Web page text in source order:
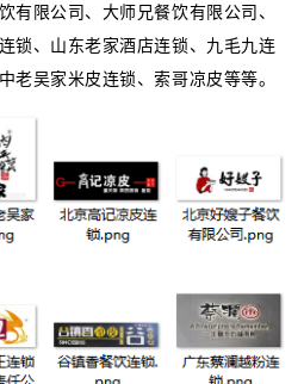
有限公司、大师兄餐饮有限公司、
锁、山东老家酒店连锁、九毛九连
老吴家米皮连锁、索哥凉皮等等。